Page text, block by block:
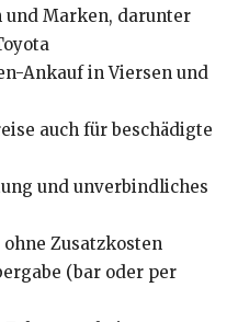
und Marken, darunter
Ankauf in Viersen und
auch für beschädigte
und unverbindliches
Zusatzkosten
(bar oder per